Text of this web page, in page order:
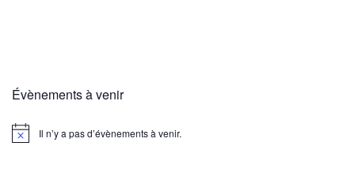
Évènements à venir
Notice Il n’y a pas d’évènements à venir.